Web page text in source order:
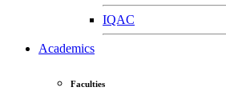
IQAC
Academics
Faculties